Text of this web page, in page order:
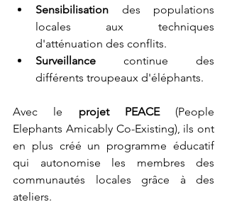
Sensibilisation des populations
locales aux techniques
d'atténuation des conflits.
Surveillance continue des
différents troupeaux d'éléphants.
Avec le projet PEACE (People
Elephants Amicably Co-Existing), ils ont
en plus créé un programme éducatif
qui autonomise les membres des
communautés locales grâce à des
ateliers.